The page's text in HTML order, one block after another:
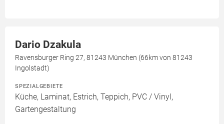
Dario Dzakula
Ravensburger Ring 27, 81243 München (66km von 81243
Ingolstadt)
SPEZIALGEBIETE
Küche, Laminat, Estrich, Teppich, PVC / Vinyl,
Gartengestaltung